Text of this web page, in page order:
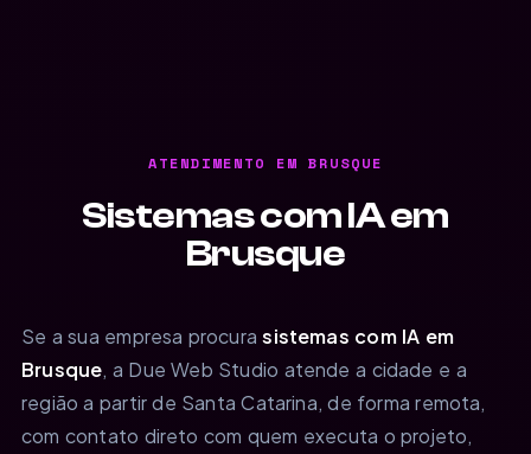
ATENDIMENTO EM BRUSQUE
Sistemas com IA em
Brusque
Se a sua empresa procurasistemas com IA em
Brusque, a Due Web Studio atende a cidade e a
região a partir de Santa Catarina, de forma remota,
com contato direto com quem executa o projeto,